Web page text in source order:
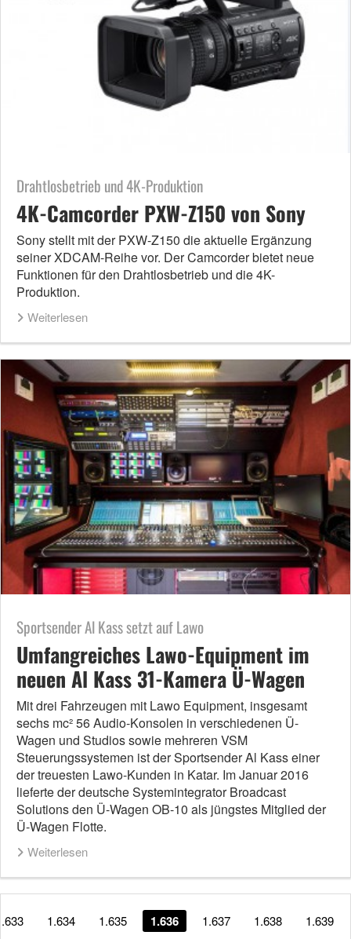
Drahtlosbetrieb und 4K-Produktion
4K-Camcorder PXW-Z150 von Sony
Sony stellt mit der PXW-Z150 die aktuelle Ergänzung
seiner XDCAM-Reihe vor. Der Camcorder bietet neue
Funktionen für den Drahtlosbetrieb und die 4K-
Produktion.
Weiterlesen
Sportsender Al Kass setzt auf Lawo
Umfangreiches Lawo-Equipment im
neuen Al Kass 31-Kamera Ü-Wagen
Mit drei Fahrzeugen mit Lawo Equipment, insgesamt
sechs mc² 56 Audio-Konsolen in verschiedenen Ü-
Wagen und Studios sowie mehreren VSM
Steuerungssystemen ist der Sportsender Al Kass einer
der treuesten Lawo-Kunden in Katar. Im Januar 2016
lieferte der deutsche Systemintegrator Broadcast
Solutions den Ü-Wagen OB-10 als jüngstes Mitglied der
Ü-Wagen Flotte.
Weiterlesen
1.634 1.635 1.636 1.637 1.638 1.639